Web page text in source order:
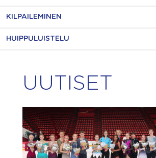
KILPAILEMINEN
HUIPPULUISTELU
UUTISET